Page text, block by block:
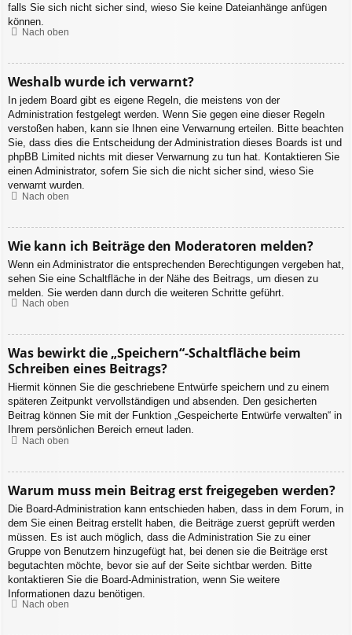
falls Sie sich nicht sicher sind, wieso Sie keine Dateianhänge anfügen
können.
Nach oben
Weshalb wurde ich verwarnt?
In jedem Board gibt es eigene Regeln, die meistens von der
Administration festgelegt werden. Wenn Sie gegen eine dieser Regeln
verstoßen haben, kann sie Ihnen eine Verwarnung erteilen. Bitte beachten
Sie, dass dies die Entscheidung der Administration dieses Boards ist und
phpBB Limited nichts mit dieser Verwarnung zu tun hat. Kontaktieren Sie
einen Administrator, sofern Sie sich die nicht sicher sind, wieso Sie
verwarnt wurden.
Nach oben
Wie kann ich Beiträge den Moderatoren melden?
Wenn ein Administrator die entsprechenden Berechtigungen vergeben hat,
sehen Sie eine Schaltfläche in der Nähe des Beitrags, um diesen zu
melden. Sie werden dann durch die weiteren Schritte geführt.
Nach oben
Was bewirkt die „Speichern“-Schaltfläche beim
Schreiben eines Beitrags?
Hiermit können Sie die geschriebene Entwürfe speichern und zu einem
späteren Zeitpunkt vervollständigen und absenden. Den gesicherten
Beitrag können Sie mit der Funktion „Gespeicherte Entwürfe verwalten“ in
Ihrem persönlichen Bereich erneut laden.
Nach oben
Warum muss mein Beitrag erst freigegeben werden?
Die Board-Administration kann entschieden haben, dass in dem Forum, in
dem Sie einen Beitrag erstellt haben, die Beiträge zuerst geprüft werden
müssen. Es ist auch möglich, dass die Administration Sie zu einer
Gruppe von Benutzern hinzugefügt hat, bei denen sie die Beiträge erst
begutachten möchte, bevor sie auf der Seite sichtbar werden. Bitte
kontaktieren Sie die Board-Administration, wenn Sie weitere
Informationen dazu benötigen.
Nach oben